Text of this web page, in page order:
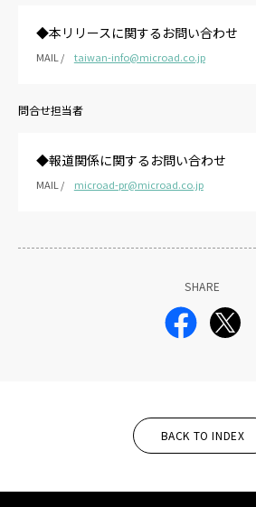
◆本リリースに関するお問い合わせ
MAIL / taiwan-info@microad.co.jp
問合せ担当者
◆報道関係に関するお問い合わせ
MAIL / microad-pr@microad.co.jp
SHARE
BACK TO INDEX